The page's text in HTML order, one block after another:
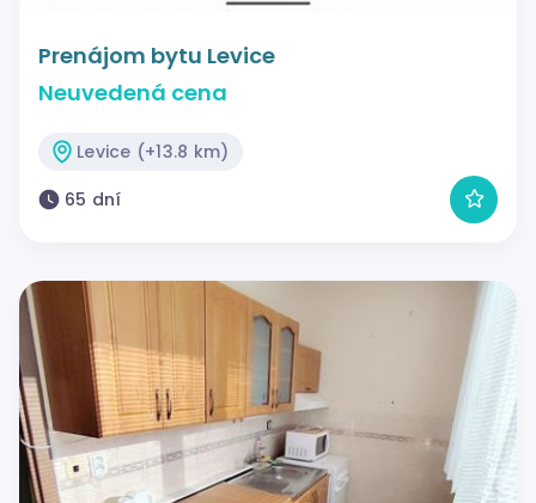
Prenájom bytu Levice
Neuvedená cena
Levice (+13.8 km)
65 dní